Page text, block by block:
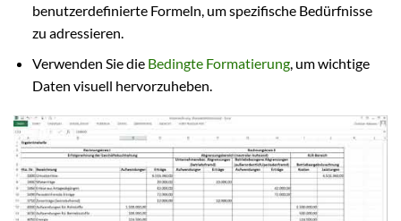
benutzerdefinierte Formeln, um spezifische Bedürfnisse
zu adressieren.
Verwenden Sie die Bedingte Formatierung, um wichtige
Daten visuell hervorzuheben.